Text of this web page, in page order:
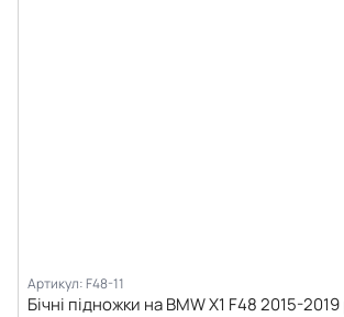
Артикул: F48-11
Бічні підножки на BMW X1 F48 2015-2019